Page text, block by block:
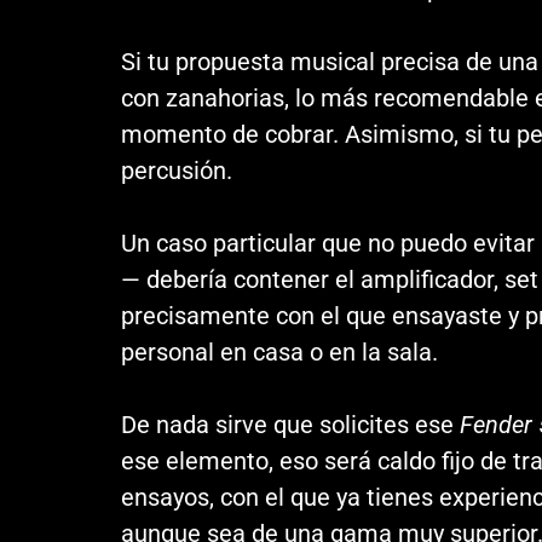
Si tu propuesta musical precisa de
con zanahorias, lo más
momento de cobrar. Asimismo, si tu
percusión.
Un caso particular que no puedo
— debería contener el amplificador,
precisamente con el que ensayaste y
personal en casa o en la sala.
De nada sirve que solicites ese Fender
ese elemento, eso será caldo fijo de
ensayos, con el que ya tienes
aunque sea de una gama muy superior.